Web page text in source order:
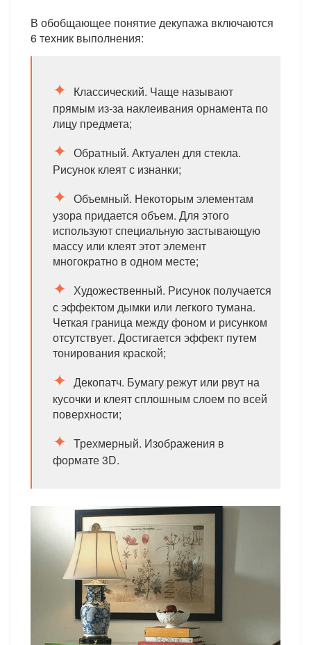
В обобщающее понятие декупажа включаются
6 техник выполнения:
Классический. Чаще называют
прямым из-за наклеивания орнамента по
лицу предмета;
Обратный. Актуален для стекла.
Рисунок клеят с изнанки;
Объемный. Некоторым элементам
узора придается объем. Для этого
используют специальную застывающую
массу или клеят этот элемент
многократно в одном месте;
Художественный. Рисунок получается
с эффектом дымки или легкого тумана.
Четкая граница между фоном и рисунком
отсутствует. Достигается эффект путем
тонирования краской;
Декопатч. Бумагу режут или рвут на
кусочки и клеят сплошным слоем по всей
поверхности;
Трехмерный. Изображения в
формате 3D.